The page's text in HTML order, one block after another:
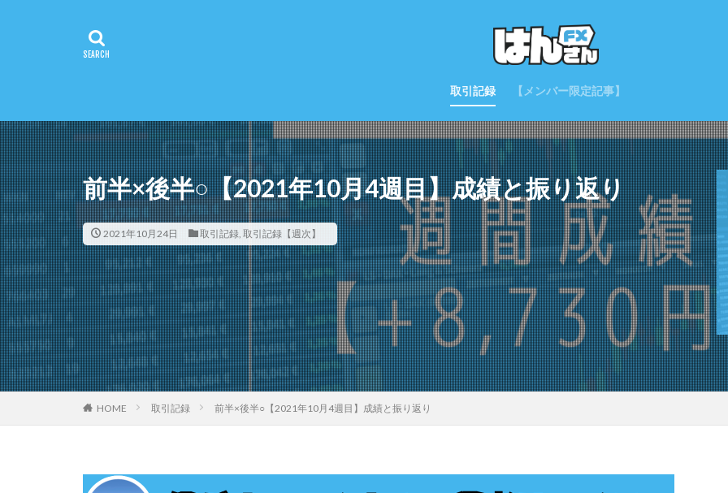
取引記録 【メンバー限定記事】
前半×後半○【2021年10月4週目】成績と振り返り
2021年10月24日 取引記録, 取引記録【週次】
HOME 取引記録 前半×後半○【2021年10月4週目】成績と振り返り